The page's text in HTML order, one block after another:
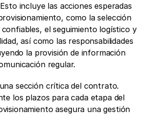
incluye las acciones esperadas
como la selección
el seguimiento logístico y
así como las responsabilidades
la provisión de información
regular.
sección crítica del contrato.
los plazos para cada etapa del
asegura una gestión